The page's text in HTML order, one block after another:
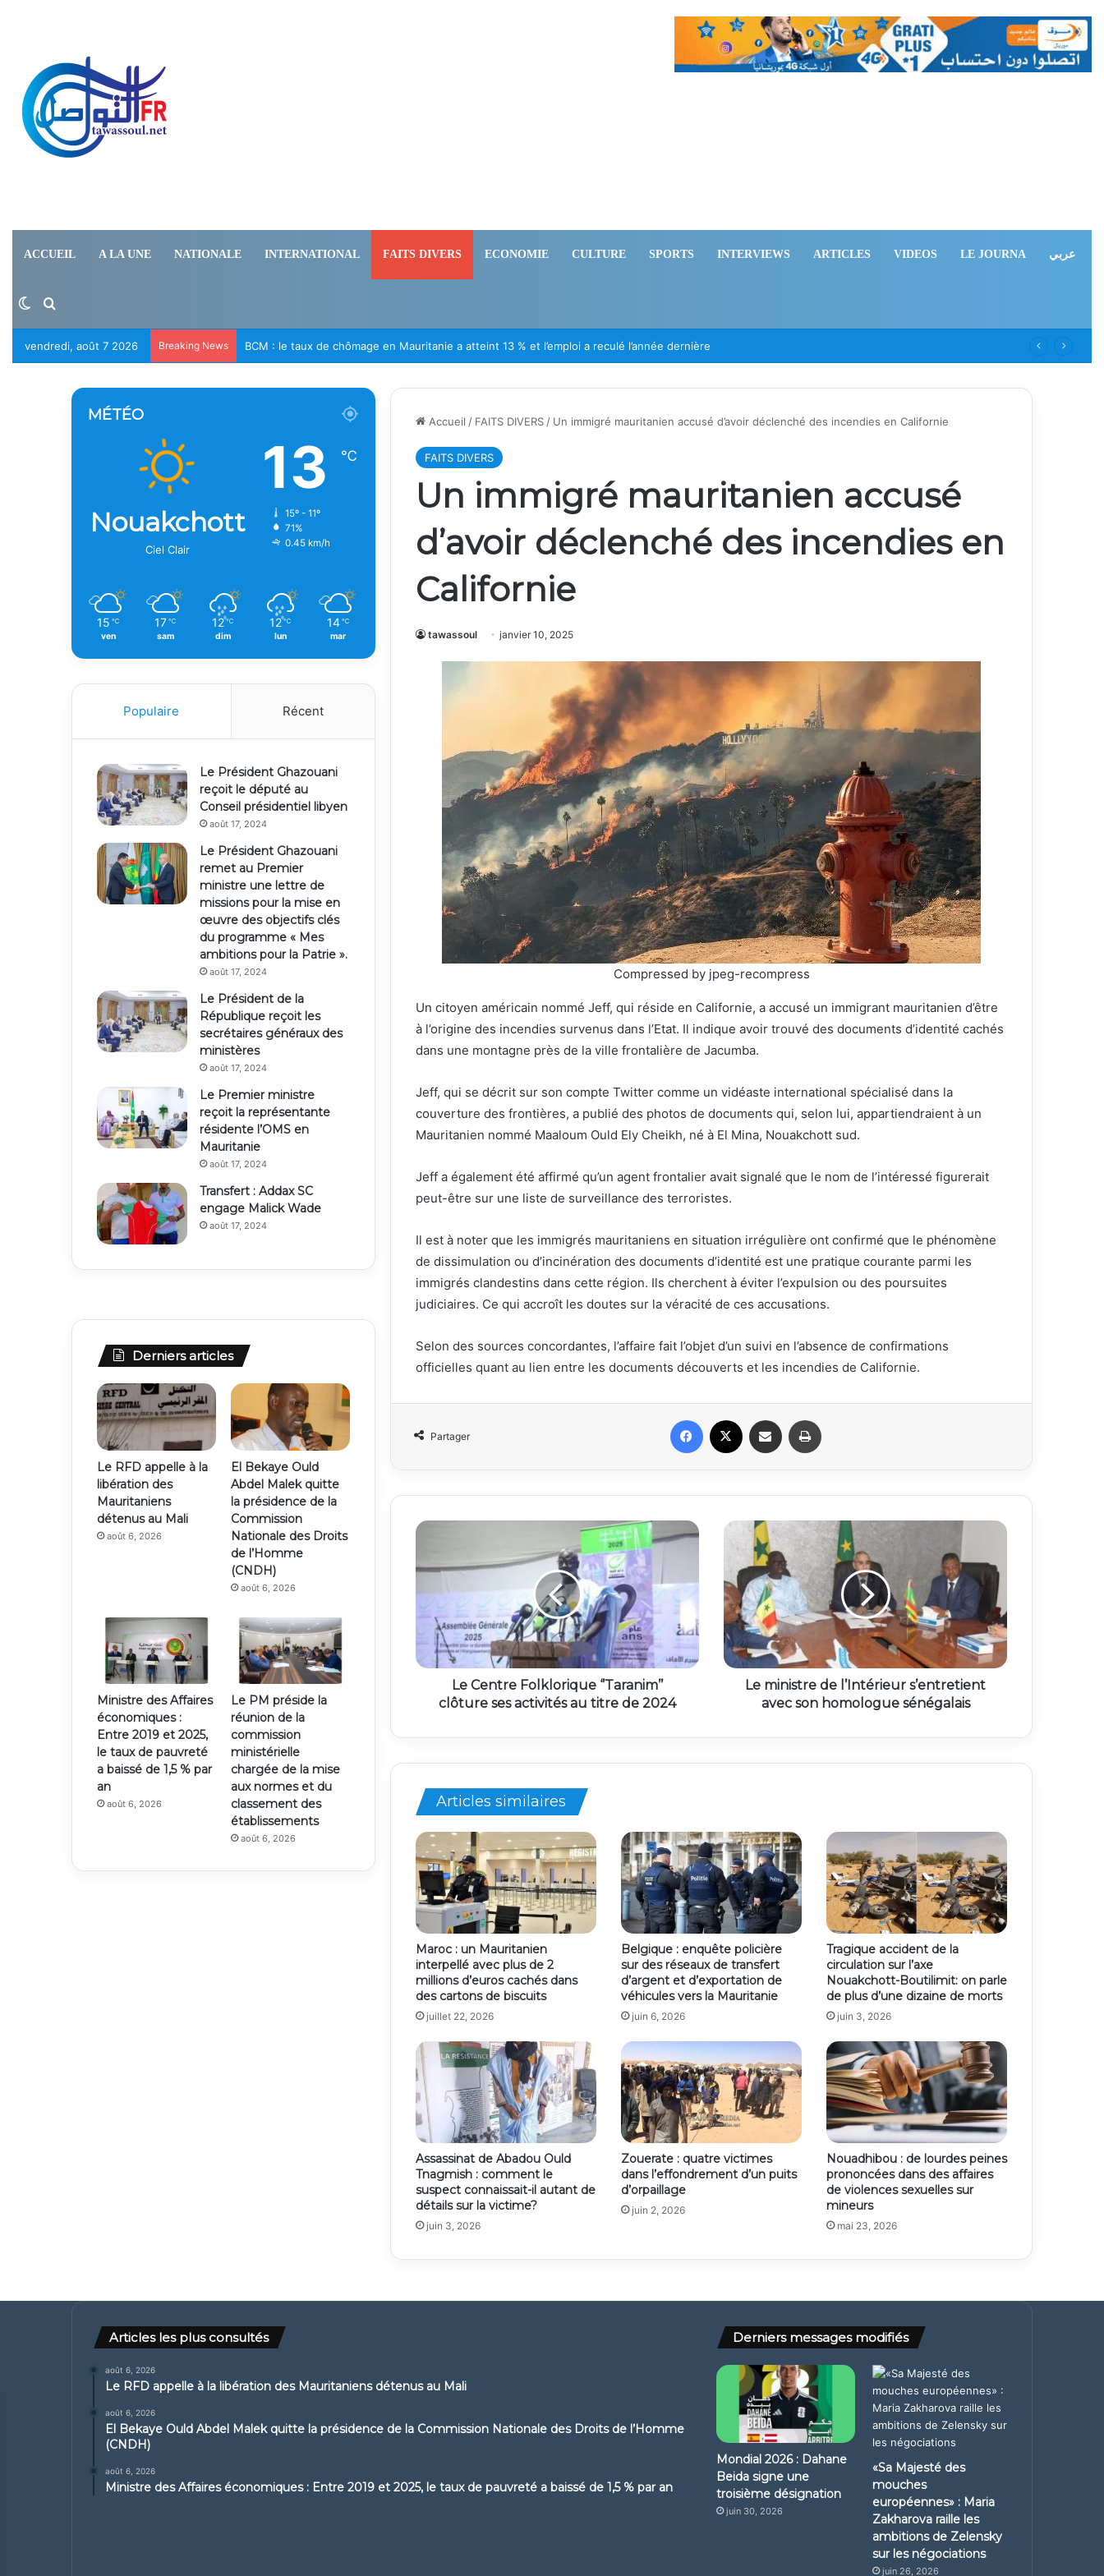
ACCUEIL A LA UNE NATIONALE INTERNATIONAL FAITS DIVERS ECONOMIE CULTURE SPORTS INTERVIEWS ARTICLES VIDEOS LE JOURNA عربي
Switch skin
Rechercher
vendredi, août 7 2026 Breaking News Le RFD appelle à la libération des Mauritaniens détenus au Mali
Accueil / FAITS DIVERS / Un immigré mauritanien accusé d’avoir déclenché des incendies en Californie
FAITS DIVERS
Un immigré mauritanien accusé
d’avoir déclenché des incendies en
Californie
tawassoul janvier 10, 2025
Compressed by jpeg-recompress
Un citoyen américain nommé Jeff, qui réside en Californie, a accusé un immigrant mauritanien d’être
à l’origine des incendies survenus dans l’Etat. Il indique avoir trouvé des documents d’identité cachés
dans une montagne près de la ville frontalière de Jacumba.
Jeff, qui se décrit sur son compte Twitter comme un vidéaste international spécialisé dans la
couverture des frontières, a publié des photos de documents qui, selon lui, appartiendraient à un
Mauritanien nommé Maaloum Ould Ely Cheikh, né à El Mina, Nouakchott sud.
Jeff a également été affirmé qu’un agent frontalier avait signalé que le nom de l’intéressé figurerait
peut-être sur une liste de surveillance des terroristes.
Il est à noter que les immigrés mauritaniens en situation irrégulière ont confirmé que le phénomène
de dissimulation ou d’incinération des documents d’identité est une pratique courante parmi les
immigrés clandestins dans cette région. Ils cherchent à éviter l’expulsion ou des poursuites
judiciaires. Ce qui accroît les doutes sur la véracité de ces accusations.
Selon des sources concordantes, l’affaire fait l’objet d’un suivi en l’absence de confirmations
officielles quant au lien entre les documents découverts et les incendies de Californie.
Partager
Facebook Partager par email
Le Centre Folklorique ‘’Taranim’’
clôture ses activités au titre de 2024
Le ministre de l’Intérieur s’entretient
avec son homologue sénégalais
Articles similaires
Maroc : un Mauritanien
interpellé avec plus de 2
millions d’euros cachés dans
des cartons de biscuits
juillet 22, 2026
Belgique : enquête policière
sur des réseaux de transfert
d’argent et d’exportation de
véhicules vers la Mauritanie
juin 6, 2026
Tragique accident de la
circulation sur l’axe
Nouakchott-Boutilimit: on parle
de plus d’une dizaine de morts
juin 3, 2026
Assassinat de Abadou Ould
Tnagmish : comment le
suspect connaissait-il autant de
détails sur la victime?
juin 3, 2026
Zouerate : quatre victimes
dans l’effondrement d’un puits
d’orpaillage
juin 2, 2026
Nouadhibou : de lourdes peines
prononcées dans des affaires
de violences sexuelles sur
mineurs
mai 23, 2026
MÉTÉO
Nouakchott
Ciel Clair
13 ℃
15º - 11º
71%
0.45 km/h
15 ℃
ven
17 ℃
sam
12 ℃
dim
12 ℃
lun
14 ℃
mar
Populaire Récent
Le Président Ghazouani
reçoit le député au
Conseil présidentiel libyen
août 17, 2024
Le Président Ghazouani
remet au Premier
ministre une lettre de
missions pour la mise en
œuvre des objectifs clés
du programme « Mes
ambitions pour la Patrie ».
août 17, 2024
Le Président de la
République reçoit les
secrétaires généraux des
ministères
août 17, 2024
Le Premier ministre
reçoit la représentante
résidente l’OMS en
Mauritanie
août 17, 2024
Transfert : Addax SC
engage Malick Wade
août 17, 2024
Derniers articles
Le RFD appelle à la
libération des
Mauritaniens
détenus au Mali
août 6, 2026
El Bekaye Ould
Abdel Malek quitte
la présidence de la
Commission
Nationale des Droits
de l’Homme
(CNDH)
août 6, 2026
Ministre des Affaires
économiques :
Entre 2019 et 2025,
le taux de pauvreté
a baissé de 1,5 % par
an
août 6, 2026
Le PM préside la
réunion de la
commission
ministérielle
chargée de la mise
aux normes et du
classement des
établissements
août 6, 2026
Articles les plus consultés
août 6, 2026
Le RFD appelle à la libération des Mauritaniens détenus au Mali
août 6, 2026
El Bekaye Ould Abdel Malek quitte la présidence de la Commission Nationale des Droits de l’Homme
(CNDH)
août 6, 2026
Ministre des Affaires économiques : Entre 2019 et 2025, le taux de pauvreté a baissé de 1,5 % par an
Derniers messages modifiés
Mondial 2026 : Dahane
Beida signe une
troisième désignation
juin 30, 2026
«Sa Majesté des
mouches
européennes» : Maria
Zakharova raille les
ambitions de Zelensky
sur les négociations
juin 26, 2026